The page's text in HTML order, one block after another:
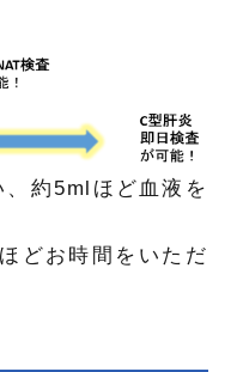
約5mlほど血液を
どお時間をいただ